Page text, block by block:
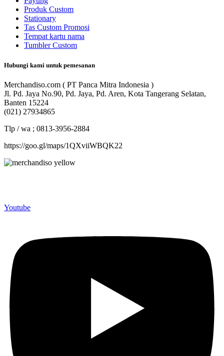
Produk Custom
Stationary
Tas Custom Promosi
Tempat kartu nama
Tumbler Custom
Hubungi kami untuk pemesanan
Merchandiso.com ( PT Panca Mitra Indonesia )
Jl. Pd. Jaya No.90, Pd. Jaya, Pd. Aren, Kota Tangerang Selatan,
Banten 15224
(021) 27934865
Tlp / wa ; 0813-3956-2884
https://goo.gl/maps/1QXviiWBQK22
Youtube